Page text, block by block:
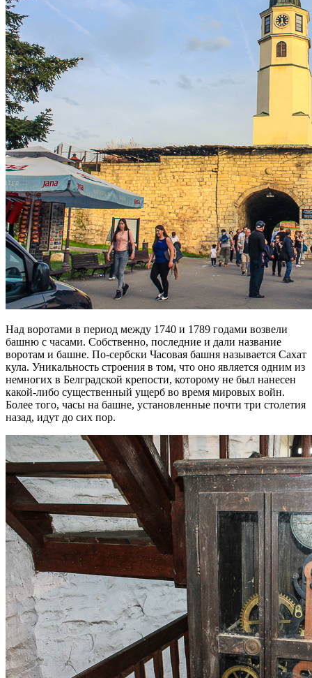
Над воротами в период между 1740 и 1789 годами возвели
башню с часами. Собственно, последние и дали название
воротам и башне. По-сербски Часовая башня называется Сахат
кула. Уникальность строения в том, что оно является одним из
немногих в Белградской крепости, которому не был нанесен
какой-либо существенный ущерб во время мировых войн.
Более того, часы на башне, установленные почти три столетия
назад, идут до сих пор.